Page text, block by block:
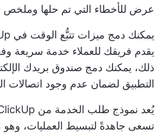
عرض للأخطاء التي تم حلها وملخص
يقدم فريقك للعملاء خدمة سريعة
ذلك، يمكنك دمج صندوق بريدك
التطبيق لضمان عدم وجود اتصالات
تسعى جاهدةً لتبسيط العمليات،